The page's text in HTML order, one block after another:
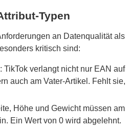
Typen
an Datenqualität als
kritisch sind:
: TikTok verlangt nicht nur EAN auf
auch am Vater-Artikel. Fehlt sie,
Höhe und Gewicht müssen am
Ein Wert von 0 wird abgelehnt.